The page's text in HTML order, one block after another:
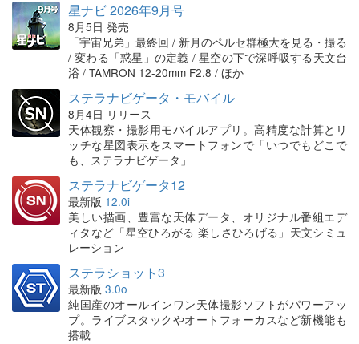
星ナビ 2026年9月号
8月5日 発売
「宇宙兄弟」最終回 / 新月のペルセ群極大を見る・撮る
/ 変わる「惑星」の定義 / 星空の下で深呼吸する天文台
浴 / TAMRON 12-20mm F2.8 / ほか
ステラナビゲータ・モバイル
8月4日 リリース
天体観察・撮影用モバイルアプリ。高精度な計算とリ
ッチな星図表示をスマートフォンで「いつでもどこで
も、ステラナビゲータ」
ステラナビゲータ12
最新版 12.0i
美しい描画、豊富な天体データ、オリジナル番組エデ
ィタなど「星空ひろがる 楽しさひろげる」天文シミュ
レーション
ステラショット3
最新版 3.0o
純国産のオールインワン天体撮影ソフトがパワーアッ
プ。ライブスタックやオートフォーカスなど新機能も
搭載